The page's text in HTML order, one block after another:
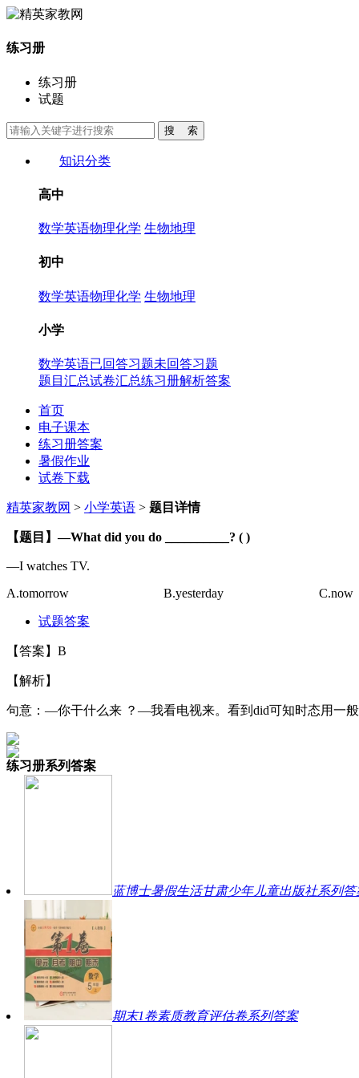
练习册
练习册
试题
知识分类
高中
数学英语物理化学 生物地理
初中
数学英语物理化学 生物地理
小学
数学英语已回答习题未回答习题
题目汇总试卷汇总练习册解析答案
首页
电子课本
练习册答案
暑假作业
试卷下载
精英家教网 > 小学英语 > 题目详情
【题目】—What did you do __________? ( )
—I watches TV.
A.tomorrow B.yesterday C.now
试题答案
【答案】 B
【解析】
句意：—你干什么来 ？—我看电视来。看到 did可知时态用一
练习册系列答案
蓝博士暑假生活甘肃少年儿童出版社系列答
期末1卷素质教育评估卷系列答案